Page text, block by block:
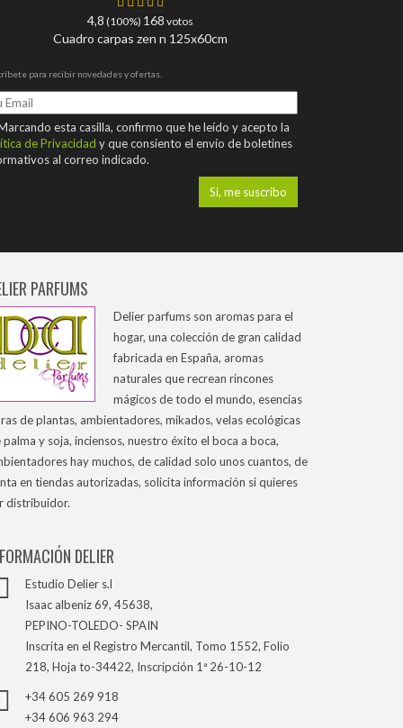
4,8 (100%) 168 votos
Cuadro carpas zen n 125x60cm
para recibir novedades y ofertas.
esta casilla, confirmo que he leído y acepto la
de Privacidad y que consiento el envío de boletines
al correo indicado.
PARFUMS
Delier parfums son aromas para el
hogar, una colección de gran calidad
fabricada en España, aromas
naturales que recrean rincones
mágicos de todo el mundo, esencias
de plantas, ambientadores, mikados, velas ecológicas
palma y soja, inciensos, nuestro éxito el boca a boca,
hay muchos, de calidad solo unos cuantos, de
en tiendas autorizadas, solicita información si quieres
distribuidor.
DELIER
Estudio Delier s.l
Isaac albeniz 69, 45638,
PEPINO-TOLEDO- SPAIN
Inscrita en el Registro Mercantil, Tomo 1552, Folio
218, Hoja to-34422, Inscripción 1ª 26-10-12
+34 605 269 918
+34 606 963 294